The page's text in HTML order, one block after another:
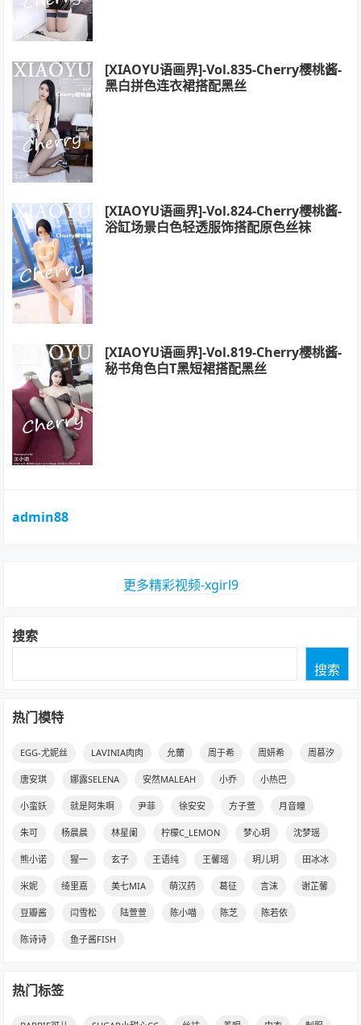
[XIAOYU语画界]-Vol.835-Cherry樱桃酱-
黑白拼色连衣裙搭配黑丝
[XIAOYU语画界]-Vol.824-Cherry樱桃酱-
浴缸场景白色轻透服饰搭配原色丝袜
[XIAOYU语画界]-Vol.819-Cherry樱桃酱-
秘书角色白T黑短裙搭配黑丝
admin88
更多精彩视频-xgirl9
搜索
搜索
热门模特
EGG-尤妮丝 LAVINIA肉肉 允薾 周于希 周妍希 周慕汐
唐安琪 娜露SELENA 安然MALEAH 小乔 小热巴
小蛮妖 就是阿朱啊 尹菲 徐安安 方子萱 月音瞳
朱可 杨晨晨 林星阑 柠檬C_LEMON 梦心玥 沈梦瑶
熊小诺 猩一 玄子 王语纯 王馨瑶 玥儿玥 田冰冰
米妮 绮里嘉 美七MIA 萌汉药 葛征 言沫 谢芷馨
豆瓣酱 闫雪松 陆萱萱 陈小喵 陈芝 陈若依
陈诗诗 鱼子酱FISH
热门标签